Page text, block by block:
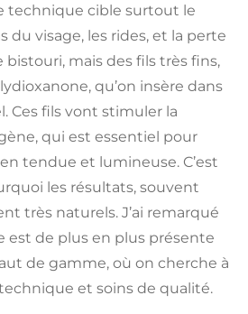
technique cible surtout le
du visage, les rides, et la perte
bistouri, mais des fils très fins,
qu’on insère dans
Ces fils vont stimuler la
qui est essentiel pour
tendue et lumineuse. C’est
les résultats, souvent
très naturels. J’ai remarqué
de plus en plus présente
de gamme, où on cherche à
et soins de qualité.